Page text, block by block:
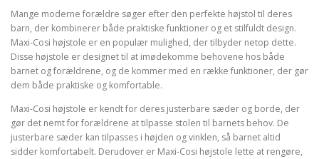
Mange moderne forældre søger efter den perfekte højstol til deres
barn, der kombinerer både praktiske funktioner og et stilfuldt design.
Maxi-Cosi højstole er en populær mulighed, der tilbyder netop dette.
Disse højstole er designet til at imødekomme behovene hos både
barnet og forældrene, og de kommer med en række funktioner, der gør
dem både praktiske og komfortable.
Maxi-Cosi højstole er kendt for deres justerbare sæder og borde, der
gør det nemt for forældrene at tilpasse stolen til barnets behov. De
justerbare sæder kan tilpasses i højden og vinklen, så barnet altid
sidder komfortabelt. Derudover er Maxi-Cosi højstole lette at rengøre,